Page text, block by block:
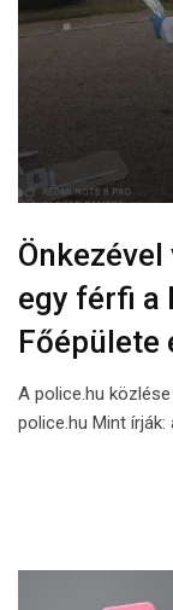
egy férfi a
Főépülete
A police.hu
police.hu Mint